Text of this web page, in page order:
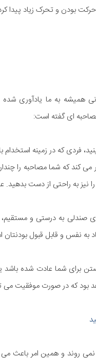
بودن و تحرک زیاد پیدا
همیشه به ما یادآوری
ای گفته است:
فردی که در زمینه
می کند که شما مصاحبه را
به راحتی از دست بدهید.
صندلی به درستی و
به نفس و قابل قبول
برای شما عادت شده
بود که در صورت موفقیت
نمی روند و همین امر باعث